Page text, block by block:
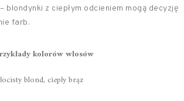
z ciepłym odcieniem mogą decyzję
farb.
kolorów włosów
blond, ciepły brąz